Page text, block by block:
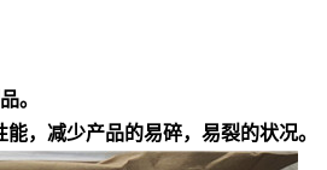
。
，减少产品的易碎，易裂的状况。